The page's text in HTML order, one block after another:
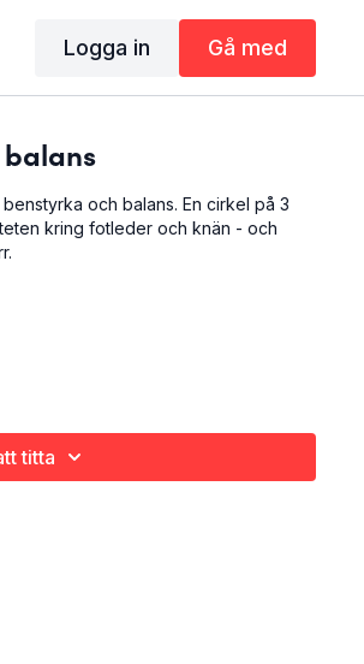
Logga in Gå med
balans
och balans. En cirkel på 3
kring fotleder och knän - och
titta